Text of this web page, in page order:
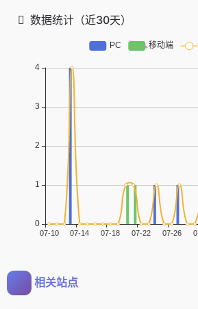
数据统计（近30天）
相关站点